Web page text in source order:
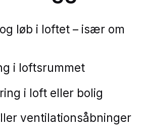
løb i loftet – især om
i loftsrummet
i loft eller bolig
ventilationsåbninger